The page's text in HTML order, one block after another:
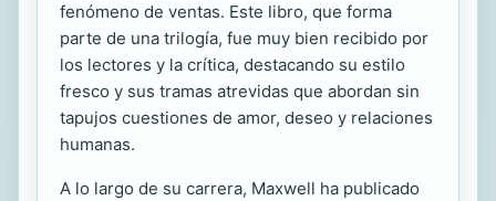
fenómeno de ventas. Este libro, que forma
parte de una trilogía, fue muy bien recibido por
los lectores y la crítica, destacando su estilo
fresco y sus tramas atrevidas que abordan sin
tapujos cuestiones de amor, deseo y relaciones
humanas.
A lo largo de su carrera, Maxwell ha publicado